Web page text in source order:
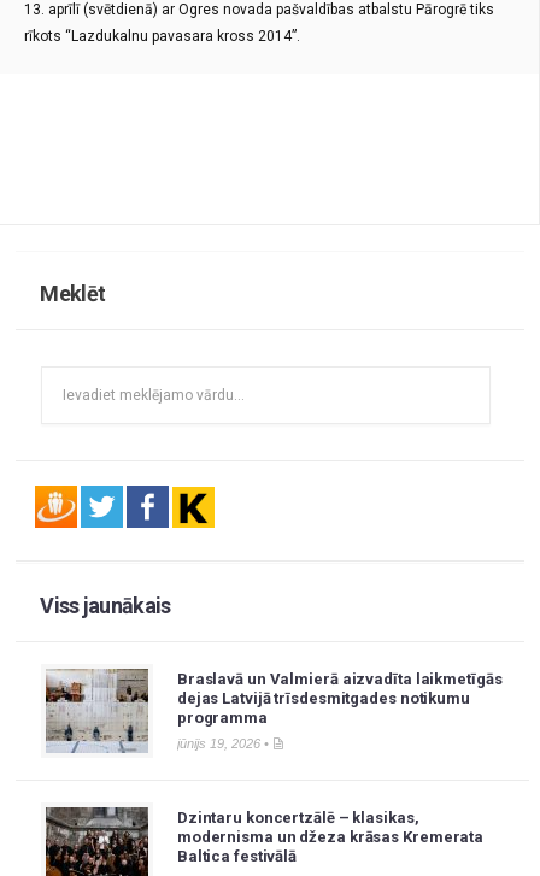
13. aprīlī (svētdienā) ar Ogres novada pašvaldības atbalstu Pārogrē tiks
rīkots “Lazdukalnu pavasara kross 2014”.
Meklēt
Viss jaunākais
Braslavā un Valmierā aizvadīta laikmetīgās
dejas Latvijā trīsdesmitgades notikumu
programma
jūnijs 19, 2026 •
Dzintaru koncertzālē – klasikas,
modernisma un džeza krāsas Kremerata
Baltica festivālā